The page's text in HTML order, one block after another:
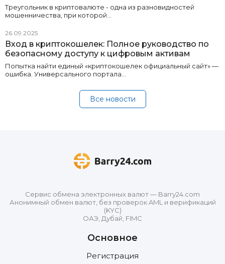
Треугольник в криптовалюте - одна из разновидностей
мошенничества, при которой…
26.09.2025
Вход в криптокошелек: Полное руководство по
безопасному доступу к цифровым активам
Попытка найти единый «криптокошелек официальный сайт» —
ошибка. Универсального портала…
Все новости
Сервис обмена электронных валют — Barry24.com
Анонимный обмен валют, без проверок AML и верификаций
(KYC)
ОАЭ, Дубай, FIMC
Основное
Регистрация